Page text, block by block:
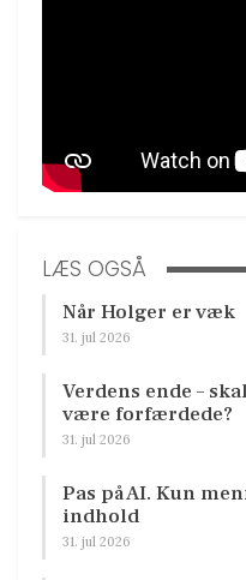
LÆS OGSÅ
Når Holger er væk
31. jul 2026
Verdens ende –
være forfærdede?
31. jul 2026
Pas på AI. Kun
indhold
31. jul 2026